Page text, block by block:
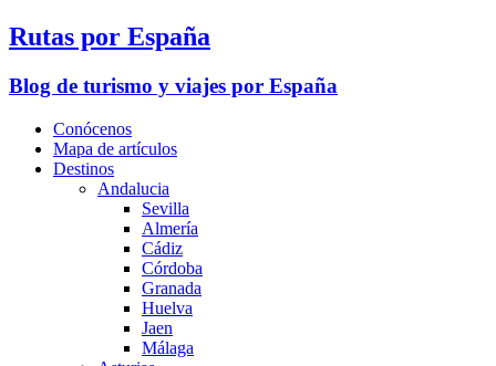
Rutas por España
Blog de turismo y viajes por España
Conócenos
Mapa de artículos
Destinos
Andalucia
Sevilla
Almería
Cádiz
Córdoba
Granada
Huelva
Jaen
Málaga